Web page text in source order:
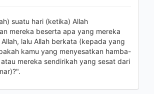
suatu hari (ketika) Allah
mereka beserta apa yang mereka
lalu Allah berkata (kepada yang
kamu yang menyesatkan hamba-
mereka sendirikah yang sesat dari